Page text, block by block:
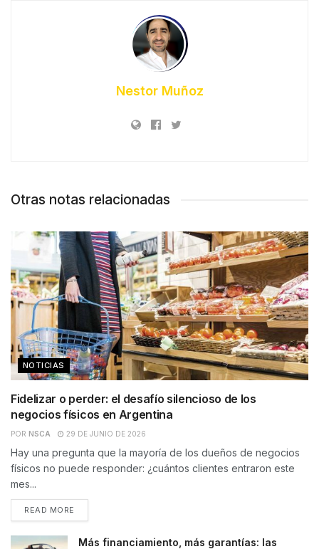
Nestor Muñoz
Otras notas relacionadas
NOTICIAS
Fidelizar o perder: el desafío silencioso de los
negocios físicos en Argentina
POR NSCA 29 DE JUNIO DE 2026
Hay una pregunta que la mayoría de los dueños de negocios
físicos no puede responder: ¿cuántos clientes entraron este
mes...
READ MORE
Más financiamiento, más garantías: las